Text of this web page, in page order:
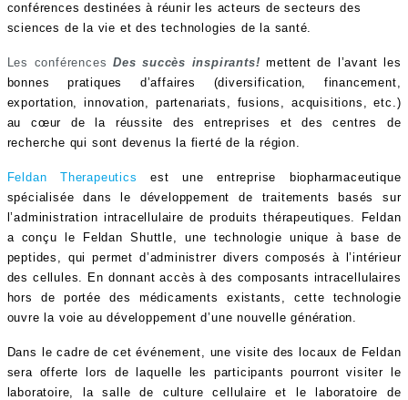
conférences destinées à réunir les acteurs de secteurs des
sciences de la vie et des technologies de la santé.
Les conférencesDes succès inspirants! mettent de l’avant les
bonnes pratiques d’affaires (diversification, financement,
exportation, innovation, partenariats, fusions, acquisitions, etc.)
au cœur de la réussite des entreprises et des centres de
recherche qui sont devenus la fierté de la région.
Feldan Therapeutics
est une entreprise biopharmaceutique
spécialisée dans le développement de traitements basés sur
l’administration intracellulaire de produits thérapeutiques. Feldan
a conçu le Feldan Shuttle, une technologie unique à base de
peptides, qui permet d’administrer divers composés à l’intérieur
des cellules. En donnant accès à des composants intracellulaires
hors de portée des médicaments existants, cette technologie
ouvre la voie au développement d’une nouvelle génération.
Dans le cadre de cet événement, une visite des locaux de Feldan
sera offerte lors de laquelle les participants pourront visiter le
laboratoire, la salle de culture cellulaire et le laboratoire de